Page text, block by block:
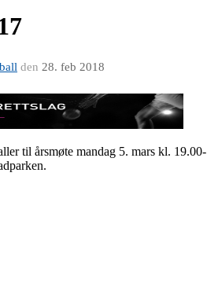
den 28. feb 2018
til årsmøte mandag 5. mars kl. 19.00-